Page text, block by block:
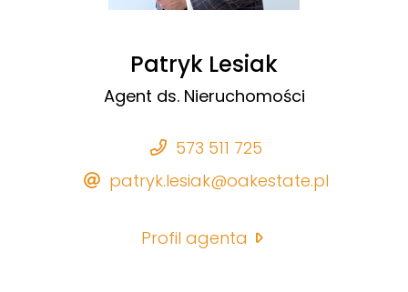
Patryk Lesiak
Agent ds. Nieruchomości
573 511 725
patryk.lesiak@oakestate.pl
Profil agenta